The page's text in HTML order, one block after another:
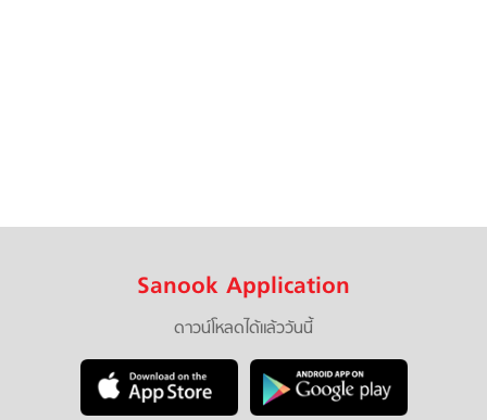
Sanook Application
ดาวน์โหลดได้แล้ววันนี้